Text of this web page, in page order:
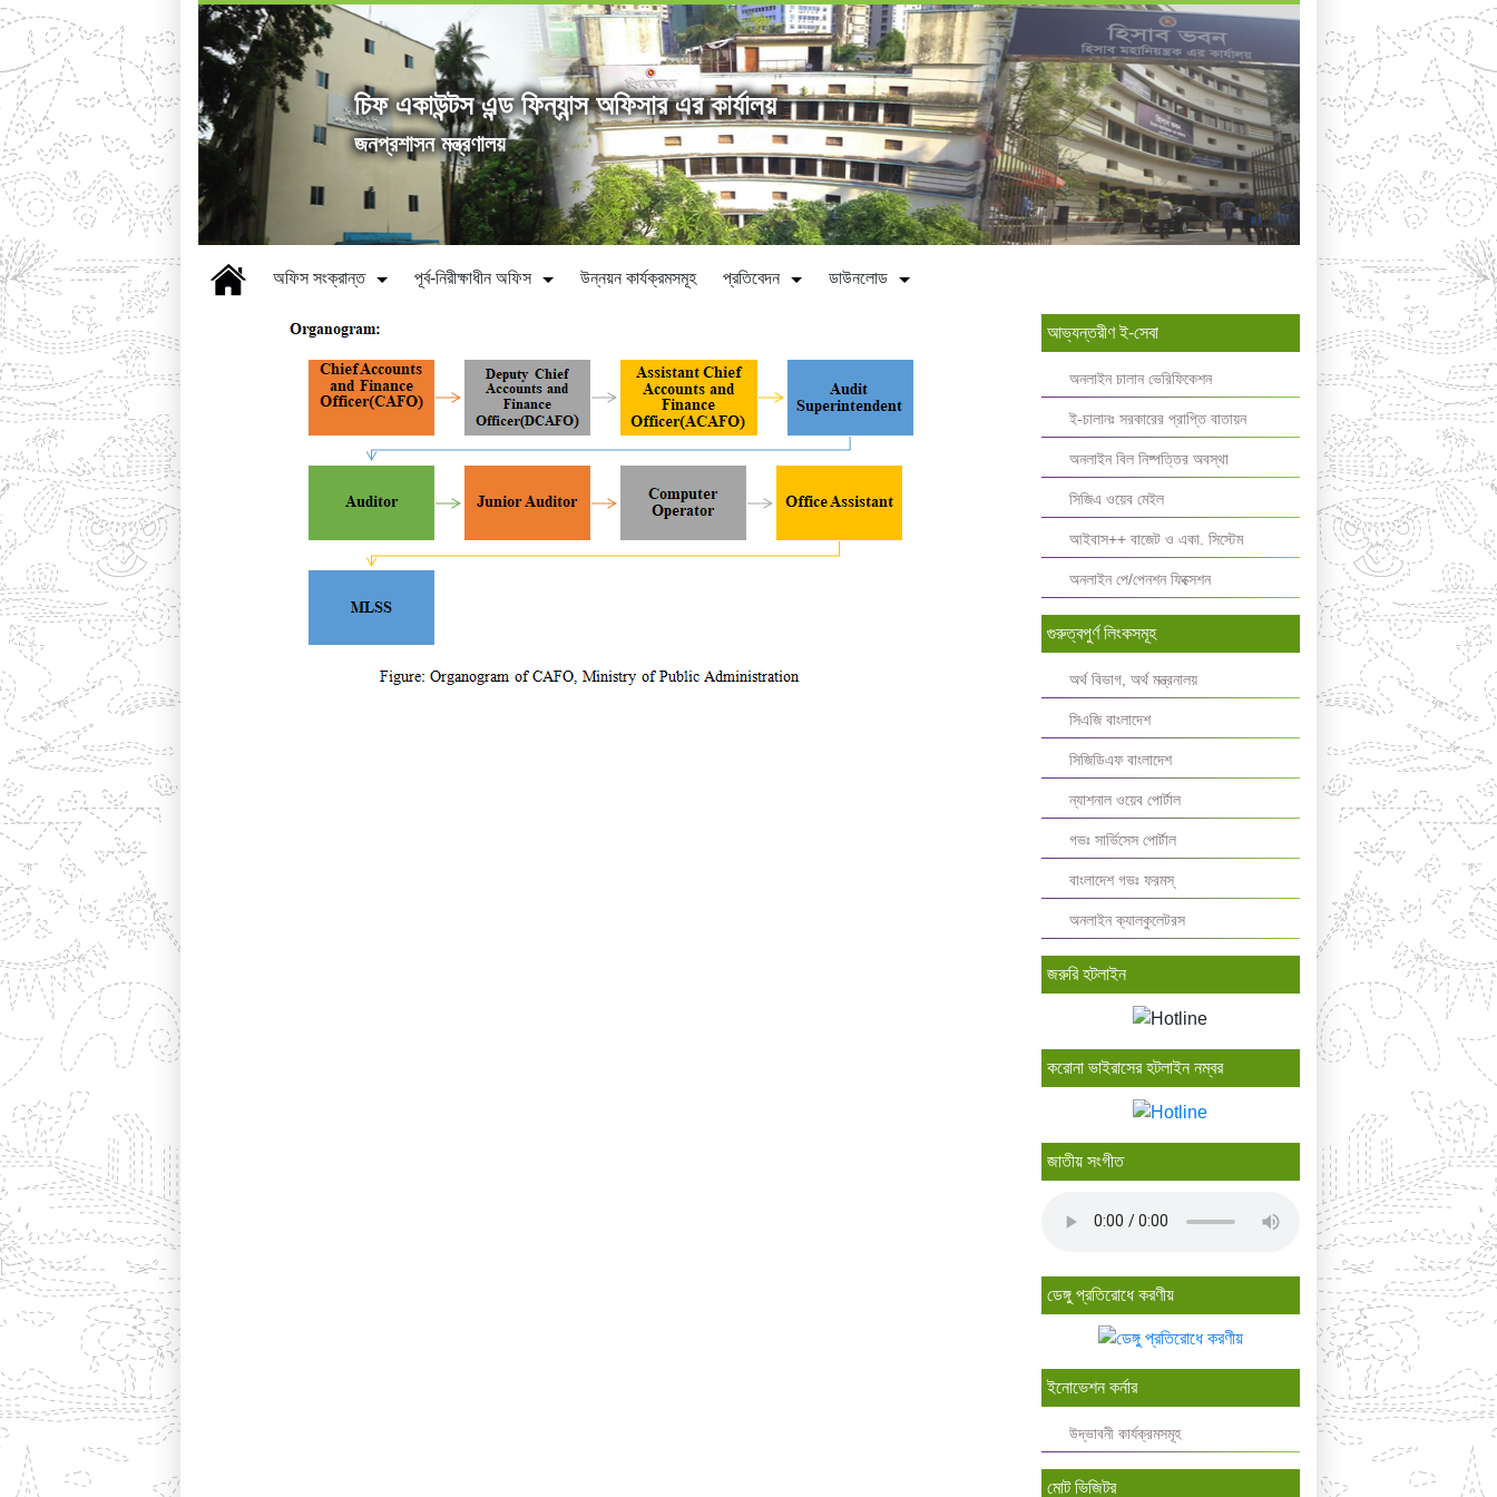
চিফ একাউন্টস এন্ড ফিন্যান্স অফিসার এর কার্যালয়
জনপ্রশাসন মন্ত্রণালয়
অফিস সংক্রান্ত পূর্ব-নিরীক্ষাধীন অফিস উন্নয়ন কার্যক্রমসমূহ প্রতিবেদন ডাউনলোড
আভ্যন্তরীণ ই-সেবা
অনলাইন চালান ভেরিফিকেশন
ই-চালানঃ সরকারের প্রাপ্তি বাতায়ন
অনলাইন বিল নিষ্পত্তির অবস্থা
সিজিএ ওয়েব মেইল
আইবাস++ বাজেট ও একা. সিস্টেম
অনলাইন পে/পেনশন ফিক্সেশন
গুরুত্বপুর্ণ লিংকসমূহ
অর্থ বিভাগ, অর্থ মন্ত্রনালয়
সিএজি বাংলাদেশ
সিজিডিএফ বাংলাদেশ
ন্যাশনাল ওয়েব পোর্টাল
গভঃ সার্ভিসেস পোর্টাল
বাংলাদেশ গভঃ ফরমস্‌
অনলাইন ক্যালকুলেটরস
জরুরি হটলাইন
করোনা ভাইরাসের হটলাইন নম্বর
জাতীয় সংগীত
ডেঙ্গু প্রতিরোধে করণীয়
ইনোভেশন কর্নার
উদ্ভাবনী কার্যক্রমসমূহ
মোট ভিজিটর